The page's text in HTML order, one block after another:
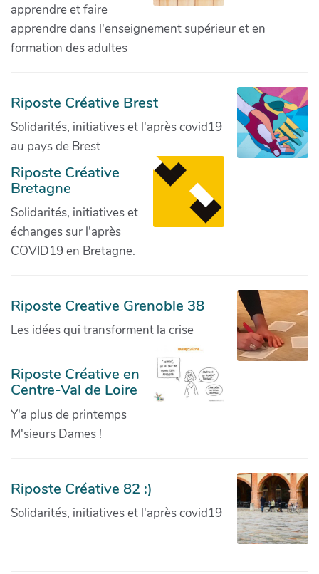
apprendre et faire
apprendre dans l'enseignement supérieur et en
formation des adultes
Riposte Créative Brest
Solidarités, initiatives et l'après covid19
au pays de Brest
Riposte Créative
Bretagne
Solidarités, initiatives et
échanges sur l'après
COVID19 en Bretagne.
Riposte Creative Grenoble 38
Les idées qui transforment la crise
Riposte Créative en
Centre-Val de Loire
Y'a plus de printemps
M'sieurs Dames !
Riposte Créative 82 :)
Solidarités, initiatives et l'après covid19